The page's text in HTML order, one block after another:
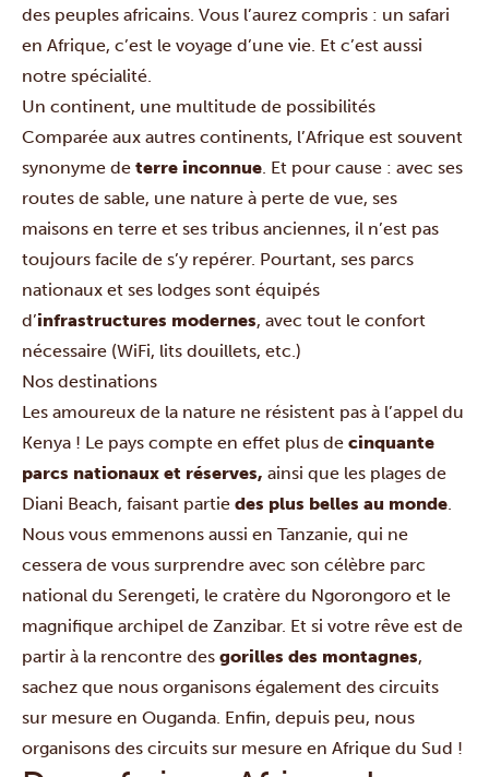
des peuples africains. Vous l’aurez compris : un safari
en Afrique, c’est le voyage d’une vie. Et c’est aussi
notre spécialité.
Un continent, une multitude de possibilités
Comparée aux autres continents, l’Afrique est souvent
synonyme de terre inconnue. Et pour cause : avec ses
routes de sable, une nature à perte de vue, ses
maisons en terre et ses tribus anciennes, il n’est pas
toujours facile de s’y repérer. Pourtant, ses parcs
nationaux et ses lodges sont équipés
d’infrastructures modernes, avec tout le confort
nécessaire (WiFi, lits douillets, etc.)
Nos destinations
Les amoureux de la nature ne résistent pas à l’appel du
Kenya ! Le pays compte en effet plus de cinquante
parcs nationaux et réserves, ainsi que les plages de
Diani Beach, faisant partie des plus belles au monde.
Nous vous emmenons aussi en Tanzanie, qui ne
cessera de vous surprendre avec son célèbre parc
national du Serengeti, le cratère du Ngorongoro et le
magnifique archipel de Zanzibar. Et si votre rêve est de
partir à la rencontre des gorilles des montagnes,
sachez que nous organisons également des circuits
sur mesure en Ouganda. Enfin, depuis peu, nous
organisons des circuits sur mesure en Afrique du Sud !